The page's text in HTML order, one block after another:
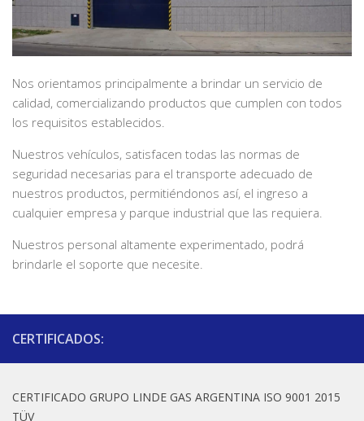
Nos orientamos principalmente a brindar un servicio de
calidad, comercializando productos que cumplen con todos
los requisitos establecidos.
Nuestros vehículos, satisfacen todas las normas de
seguridad necesarias para el transporte adecuado de
nuestros productos, permitiéndonos así, el ingreso a
cualquier empresa y parque industrial que las requiera.
Nuestros personal altamente experimentado, podrá
brindarle el soporte que necesite.
CERTIFICADOS:
CERTIFICADO GRUPO LINDE GAS ARGENTINA ISO 9001 2015
TÜV